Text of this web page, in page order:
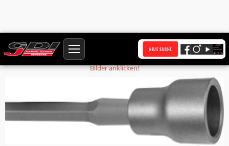
NEUE SUCHE
Startseite Produkte Erdnageleintreiber Ø 13 SDS-MAX
Bilder anklicken!